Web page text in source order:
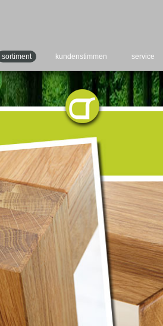
sortiment kundenstimmen service